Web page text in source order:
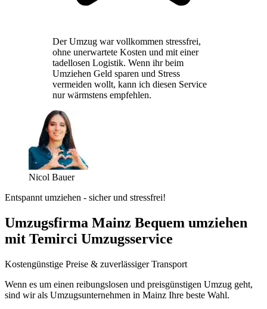
Der Umzug war vollkommen stressfrei,
ohne unerwartete Kosten und mit einer
tadellosen Logistik. Wenn ihr beim
Umziehen Geld sparen und Stress
vermeiden wollt, kann ich diesen Service
nur wärmstens empfehlen.
Nicol Bauer
Entspannt umziehen - sicher und stressfrei!
Umzugsfirma Mainz Bequem umziehen
mit Temirci Umzugsservice
Kostengünstige Preise & zuverlässiger Transport
Wenn es um einen reibungslosen und preisgünstigen Umzug geht,
sind wir als Umzugsunternehmen in Mainz Ihre beste Wahl.